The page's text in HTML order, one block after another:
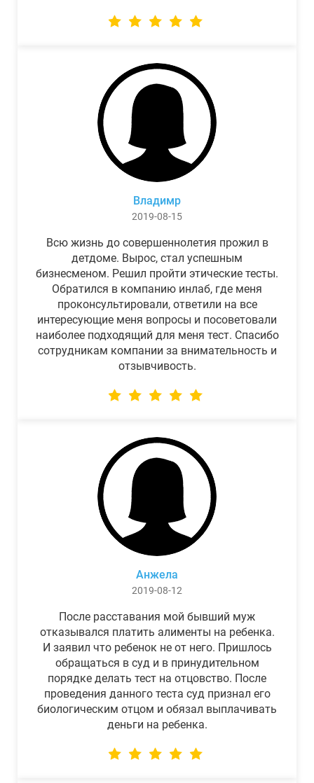
Владимр
2019-08-15
Всю жизнь до совершеннолетия прожил в
детдоме. Вырос, стал успешным
бизнесменом. Решил пройти этические тесты.
Обратился в компанию инлаб, где меня
проконсультировали, ответили на все
интересующие меня вопросы и посоветовали
наиболее подходящий для меня тест. Спасибо
сотрудникам компании за внимательность и
отзывчивость.
Анжела
2019-08-12
После расставания мой бывший муж
отказывался платить алименты на ребенка.
И заявил что ребенок не от него. Пришлось
обращаться в суд и в принудительном
порядке делать тест на отцовство. После
проведения данного теста суд признал его
биологическим отцом и обязал выплачивать
деньги на ребенка.